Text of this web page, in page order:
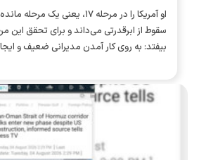
او آمریکا را در مرحله ۱۷، یعنی
سقوط از ابرقدرتی می‌داند و برای تحقق این
بیفتد: به روی کار آمدن مدیرانی ضعیف و